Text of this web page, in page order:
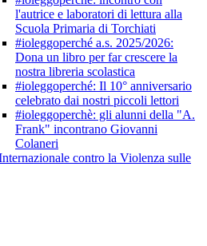
l'autrice e laboratori di lettura alla
Scuola Primaria di Torchiati
#ioleggoperché a.s. 2025/2026:
Dona un libro per far crescere la
nostra libreria scolastica
#ioleggoperché: Il 10° anniversario
celebrato dai nostri piccoli lettori
#ioleggoperchè: gli alunni della "A.
Frank" incontrano Giovanni
Colaneri
contro la Violenza sulle